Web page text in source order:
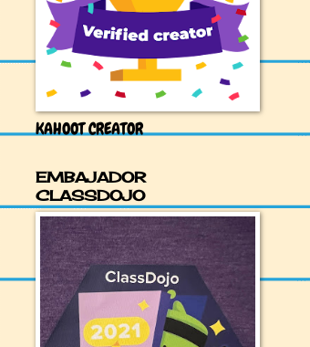
KAHOOT CREATOR
EMBAJADOR
CLASSDOJO